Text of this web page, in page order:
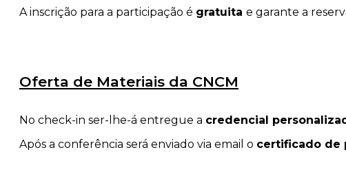
A inscrição para a participação é gratuita e garante a
Oferta de Materiais da CNCM
No check-in ser-lhe-á entregue a credencial
Após a conferência será enviado via email o certificado de